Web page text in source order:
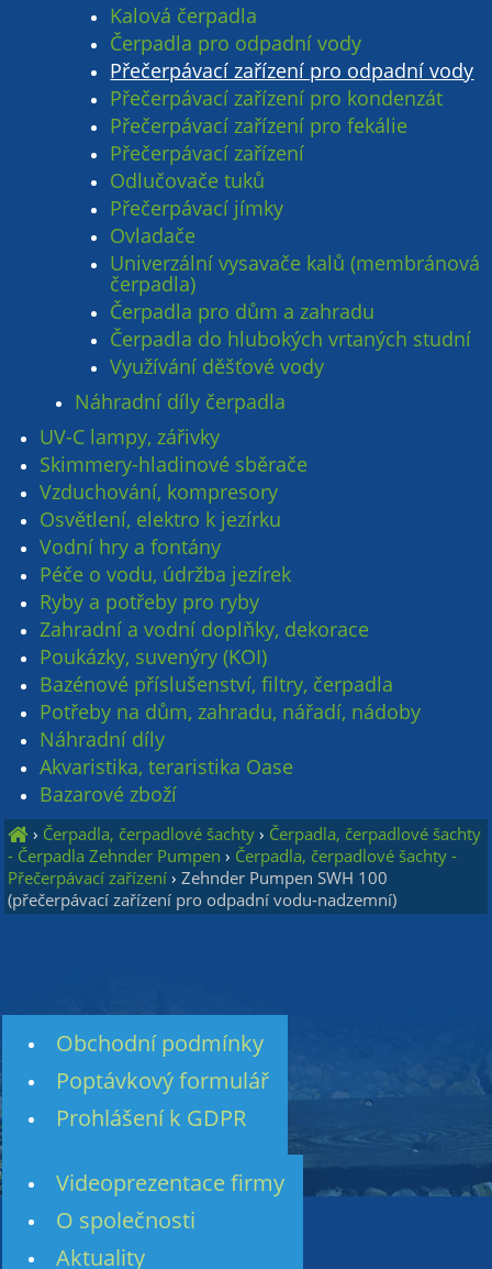
Kalová čerpadla
Čerpadla pro odpadní vody
Přečerpávací zařízení pro odpadní vody
Přečerpávací zařízení pro kondenzát
Přečerpávací zařízení pro fekálie
Přečerpávací zařízení
Odlučovače tuků
Přečerpávací jímky
Ovladače
Univerzální vysavače kalů (membránová
čerpadla)
Čerpadla pro dům a zahradu
Čerpadla do hlubokých vrtaných studní
Využívání děšťové vody
Náhradní díly čerpadla
UV-C lampy, zářivky
Skimmery-hladinové sběrače
Vzduchování, kompresory
Osvětlení, elektro k jezírku
Vodní hry a fontány
Péče o vodu, údržba jezírek
Ryby a potřeby pro ryby
Zahradní a vodní doplňky, dekorace
Poukázky, suvenýry (KOI)
Bazénové příslušenství, filtry, čerpadla
Potřeby na dům, zahradu, nářadí, nádoby
Náhradní díly
Akvaristika, teraristika Oase
Bazarové zboží
› Čerpadla, čerpadlové šachty › Čerpadla, čerpadlové šachty
- Čerpadla Zehnder Pumpen › Čerpadla, čerpadlové šachty -
Přečerpávací zařízení ›Zehnder Pumpen SWH 100
(přečerpávací zařízení pro odpadní vodu-nadzemní)
Obchodní podmínky
Poptávkový formulář
Prohlášení k GDPR
Videoprezentace firmy
O společnosti
Aktuality